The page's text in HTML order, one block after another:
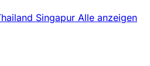
Singapur Alle anzeigen